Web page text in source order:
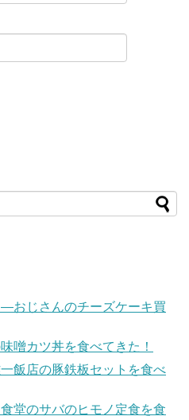
おじさんのチーズケーキ買
噌カツ丼を食べてきた！
飯店の豚鉄板セットを食べ
堂のサバのヒモノ定食を食